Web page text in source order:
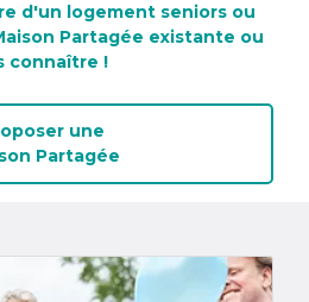
d'un logement seniors ou
Partagée existante ou
connaître !
une
Partagée